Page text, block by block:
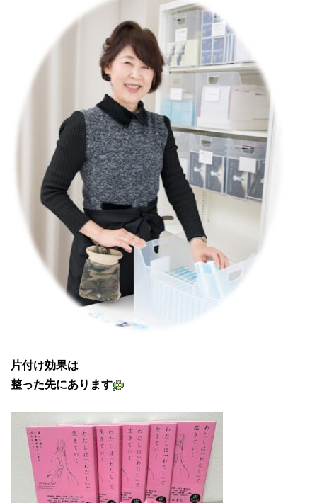
片付け効果は
整った先にあります